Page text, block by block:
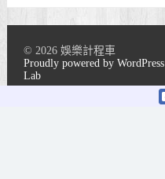
© 2026 娛樂計程車
Proudly powered by WordPress
Lab